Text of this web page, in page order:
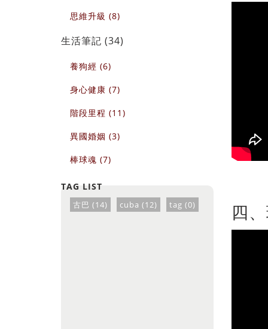
思維升級 (8)
生活筆記 (34)
養狗經 (6)
身心健康 (7)
階段里程 (11)
異國婚姻 (3)
棒球魂 (7)
古巴 (14) cuba (12) tag (0) 四